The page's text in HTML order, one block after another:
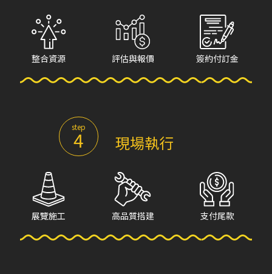
整合資源 評估與報價 簽約付訂金
step
4 現場執行
展覽施工 高品質搭建 支付尾款